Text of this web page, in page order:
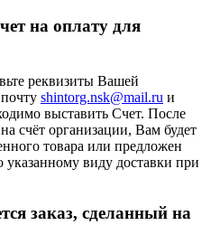
на оплату для
реквизиты Вашей
shintorg.nsk@mail.ru и
выставить Счет. После
счёт организации, Вам будет
товара или предложен
указанному виду доставки при
заказ, сделанный на